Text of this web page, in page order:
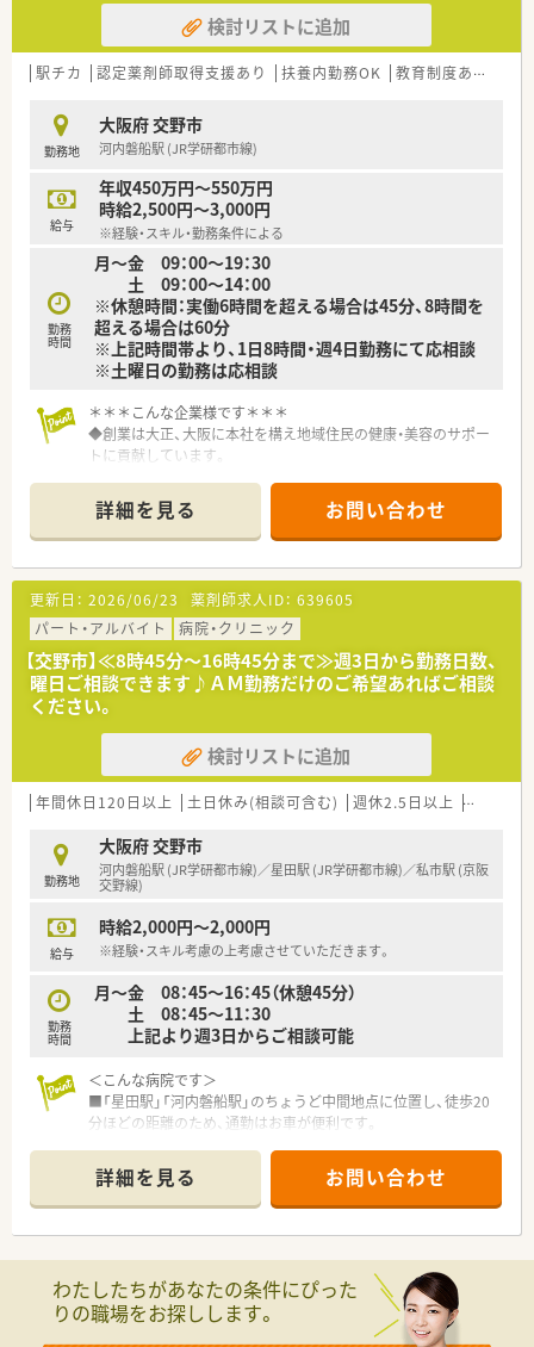
検討リストに追加
駅チカ 認定薬剤師取得支援あり 扶養内勤務OK 教育制度あり
勤務地
大阪府 交野市
河内磐船駅 (JR学研都市線)
給与
年収450万円～550万円
時給2,500円～3,000円
※経験・スキル・勤務条件による
勤務
時間
月～金 09：00～19：30
土 09：00～14：00
※休憩時間：実働6時間を超える場合は45分、8時間を
超える場合は60分
※上記時間帯より、1日8時間・週4日勤務にて応相談
※土曜日の勤務は応相談
＊＊＊こんな企業様です＊＊＊
◆創業は大正、大阪に本社を構え地域住民の健康・美容のサポー
トに貢献しています。
◆多科目応需でスキルアップも目指せます♪
残業も少なめですのでプライベート重視型の方におすすめ！
～こんな方におすすめ～
・次のお仕事が見つかるまで、短期間でお仕事をしたい
・旅行や留学に行くまでに、一時的に収入を増やしたい
・調剤経験を生かし、様々な店舗で働きたい
～充実の福利厚生～
・交通費は全額お支払いします。
・社会保険・雇用保険・労災保険・薬剤師賠償責任保険など完備。
・6ヶ月継続勤務頂いた方には法定通り、有給休暇も発生します。
・研修制度としてJPラーニングもご用意しております。
詳細を見る お問い合わせ
更新日： 2026/06/23 薬剤師求人ID： 639605
パート・アルバイト
病院・クリニック
【交野市】≪8時45分～16時45分まで≫週3日から勤務日数、
曜日ご相談できます♪ＡＭ勤務だけのご希望あればご相談
ください。
検討リストに追加
年間休日120日以上 土日休み(相談可含む) 週休2.5日以上 週32h以
勤務地
大阪府 交野市
河内磐船駅 (JR学研都市線)／星田駅 (JR学研都市線)／私市駅 (京阪
交野線)
給与
時給2,000円～2,000円
※経験・スキル考慮の上考慮させていただきます。
勤務
時間
月～金 08：45～16：45（休憩45分）
土 08：45～11：30
上記より週3日からご相談可能
＜こんな病院です＞
■「星田駅」「河内磐船駅」のちょうど中間地点に位置し、徒歩20
分ほどの距離のため、通勤はお車が便利です。
おります。標榜科目は、内科、小児科、循環器科、消化器科、耳鼻
咽喉科、リハビリテーション科、アレルギー科、放射線科で地域
の患者様の健康を支えています。
■薬剤科は常勤4名体制で対応しています。
■様々な部署の方と声をかけながら連携を取っており、活気のあ
る院内となっています。
詳細を見る お問い合わせ
わたしたちがあなたの条件にぴった
りの職場をお探しします。